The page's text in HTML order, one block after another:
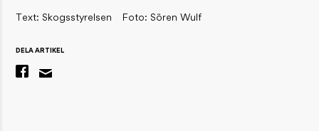
Text: Skogsstyrelsen Foto: Sören Wulf
DELA ARTIKEL